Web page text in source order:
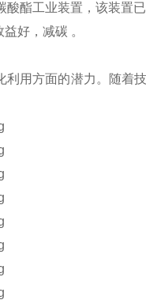
酯工业装置，该装置
好，减碳 。
用方面的潜力。随着